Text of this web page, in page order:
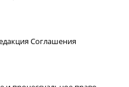
Соглашения